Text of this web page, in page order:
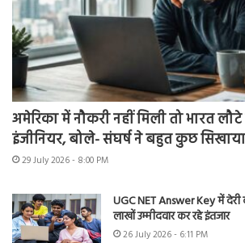
अमेरिका में नौकरी नहीं मिली तो भारत
इंजीनियर, बोले- संघर्ष ने बहुत कुछ सिखाया
29 July 2026 - 8:00 PM
UGC NET Answer Key में
लाखों उम्मीदवार कर रहे इंतजार
26 July 2026 - 6:11 PM